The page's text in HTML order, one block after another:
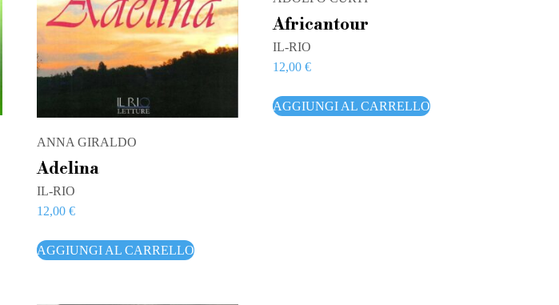
ANNA GIRALDO
Adelina
IL-RIO
12,00€
AGGIUNGI AL CARRELLO
Africantour
IL-RIO
12,00€
AGGIUNGI AL CARRELLO